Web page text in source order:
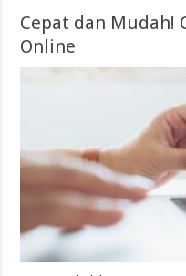
Cepat dan Mudah!
Online